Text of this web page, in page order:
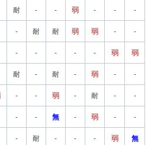
耐 - - 弱 - - -
- 耐 耐 弱 弱 - -
- - - - - 弱 弱
耐 - 耐 - 弱 - -
- - 弱 - 耐 - -
- - 無 - 弱 - -
- 耐 - - - 弱 無